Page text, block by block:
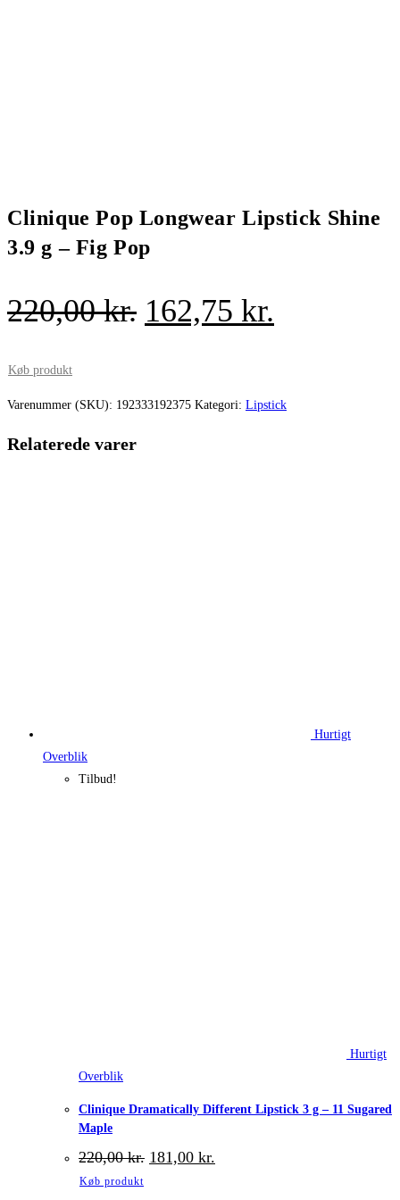
Clinique Pop Longwear Lipstick Shine
3.9 g – Fig Pop
220,00kr. Den
var:
162,75 kr.
er:
Køb produkt
Varenummer (SKU): 192333192375 Kategori: Lipstick
Relaterede varer
Hurtigt
Overblik
Tilbud!
Hurtigt
Overblik
Clinique Dramatically Different Lipstick 3 g – 11 Sugared
Maple
220,00kr. Den
oprindelige
181,00 kr.
Køb produkt